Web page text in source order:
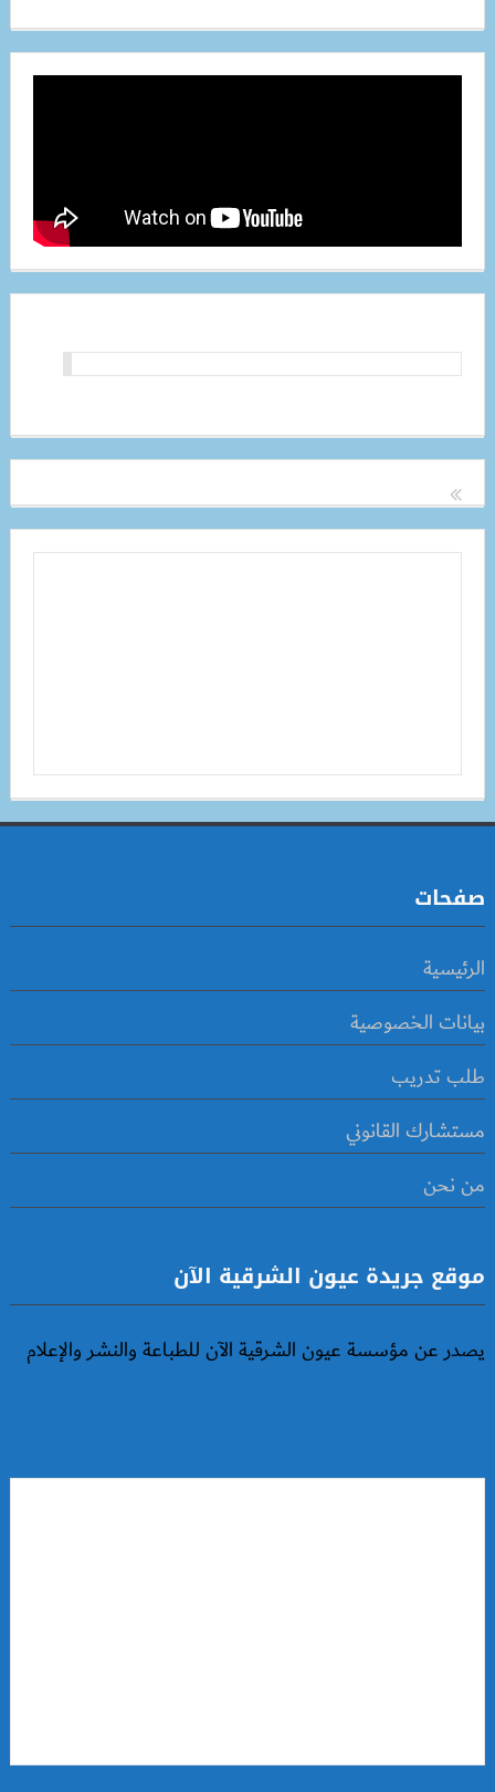
صفحات
الرئيسية
بيانات الخصوصية
طلب تدريب
مستشارك القانوني
من نحن
موقع جريدة عيون الشرقية الآن
يصدر عن مؤسسة عيون الشرقية الآن للطباعة والنشر والإعلام